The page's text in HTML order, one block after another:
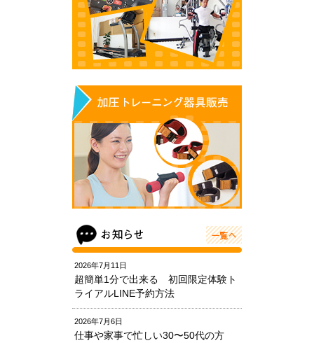
2026年7月11日
超簡単1分で出来る 初回限定体験ト
ライアルLINE予約方法
2026年7月6日
仕事や家事で忙しい30〜50代の方